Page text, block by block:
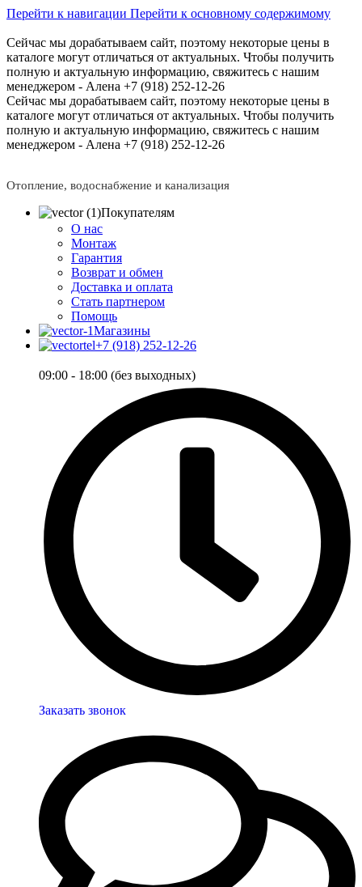
Перейти к навигации Перейти к основному содержимому
Сейчас мы дорабатываем сайт, поэтому некоторые цены в
каталоге могут отличаться от актуальных. Чтобы получить
полную и актуальную информацию, свяжитесь с нашим
менеджером - Алена +7 (918) 252-12-26
Сейчас мы дорабатываем сайт, поэтому некоторые цены в
каталоге могут отличаться от актуальных. Чтобы получить
полную и актуальную информацию, свяжитесь с нашим
менеджером - Алена +7 (918) 252-12-26
Отопление, водоснабжение и канализация
Покупателям
О нас
Монтаж
Гарантия
Возврат и обмен
Доставка и оплата
Стать партнером
Помощь
Магазины
+7 (918) 252-12-26
09:00 - 18:00 (без выходных)
Заказать звонок